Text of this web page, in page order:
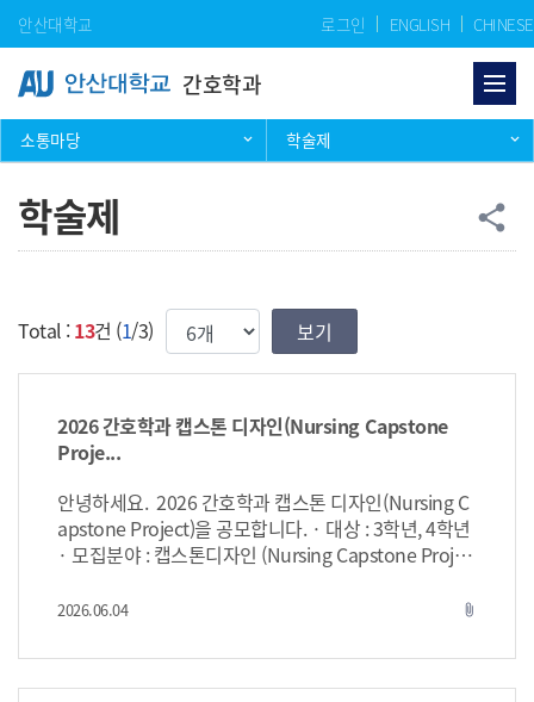
Skip Menu
안산대학교 로그인 ENGLISH CHINESE
간호학과
소통마당 학술제
학술제 공
share
Total :13건 (1/3) 한번에 보여질 게시물 갯수
2026 간호학과 캡스톤 디자인(Nursing Capstone
Proje...
안녕하세요. 2026 간호학과 캡스톤 디자인(Nursing C
apstone Project)을 공모합니다. · 대상 : 3학년, 4학년
· 모집분야 : 캡스톤디자인 (Nursing Capstone Projec
용 : 임상실무의 문제를 발견하고, 이를 해결할 수 있는
참고하여 과제제안서(첨부파일 양식4)를 작성! · 선발
및 지원 : 과제제안서를 심사하여 총 3팀을 선발 /각 팀
2026.06.04 attach_file